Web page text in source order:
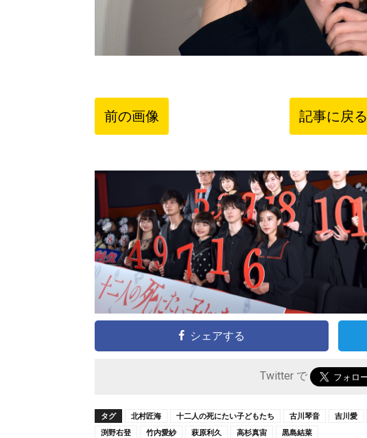
前の画像 記事に戻る
シェアする
Twitter で
タグ 北村匠海 十二人の死にたい子どもたち 古川琴音 吉川愛
渕野右登
竹内愛紗 萩原利久 高杉真宙 黒島結菜